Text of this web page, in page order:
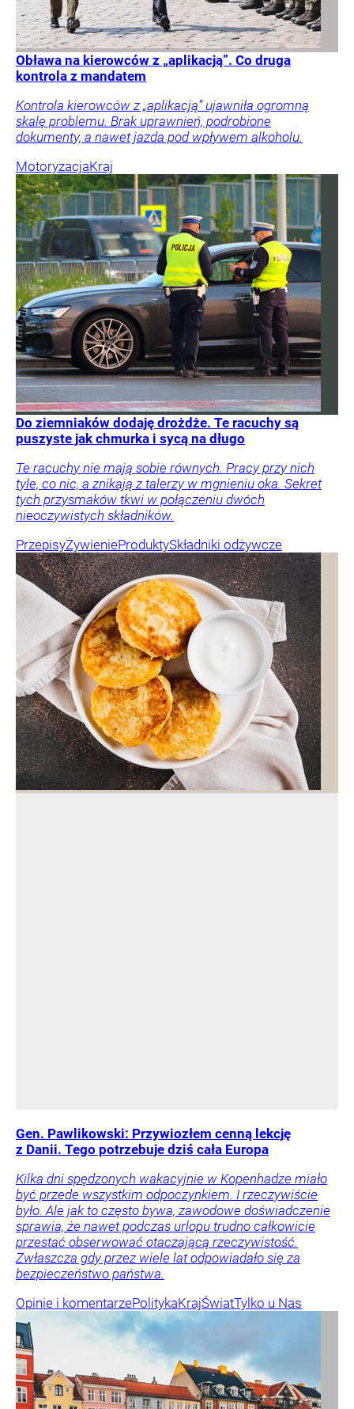
Obława na kierowców z „aplikacją”. Co druga
kontrola z mandatem
Kontrola kierowców z „aplikacją” ujawniła ogromną
skalę problemu. Brak uprawnień, podrobione
dokumenty, a nawet jazda pod wpływem alkoholu.
MotoryzacjaKraj
Do ziemniaków dodaję drożdże. Te racuchy są
puszyste jak chmurka i sycą na długo
Te racuchy nie mają sobie równych. Pracy przy nich
tyle, co nic, a znikają z talerzy w mgnieniu oka. Sekret
tych przysmaków tkwi w połączeniu dwóch
nieoczywistych składników.
PrzepisyŻywienieProduktySkładniki odżywcze
Gen. Pawlikowski: Przywiozłem cenną lekcję
z Danii. Tego potrzebuje dziś cała Europa
Kilka dni spędzonych wakacyjnie w Kopenhadze miało
być przede wszystkim odpoczynkiem. I rzeczywiście
było. Ale jak to często bywa, zawodowe doświadczenie
sprawia, że nawet podczas urlopu trudno całkowicie
przestać obserwować otaczającą rzeczywistość.
Zwłaszcza gdy przez wiele lat odpowiadało się za
bezpieczeństwo państwa.
Opinie i komentarzePolitykaKrajŚwiatTylko u Nas